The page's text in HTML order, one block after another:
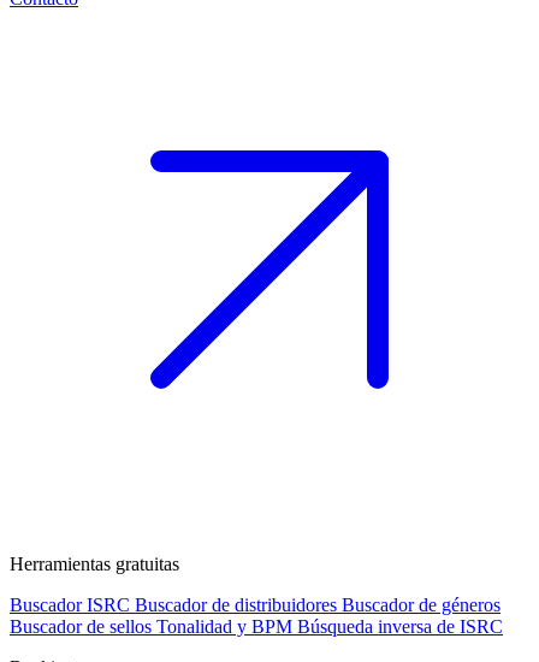
Herramientas gratuitas
Buscador ISRC Buscador de distribuidores Buscador de géneros
Buscador de sellos Tonalidad y BPM Búsqueda inversa de ISRC